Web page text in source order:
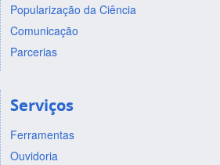
Popularização da Ciência
Comunicação
Parcerias
Serviços
Ferramentas
Ouvidoria